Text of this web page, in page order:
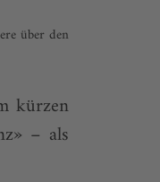
über den
kürzen
– als